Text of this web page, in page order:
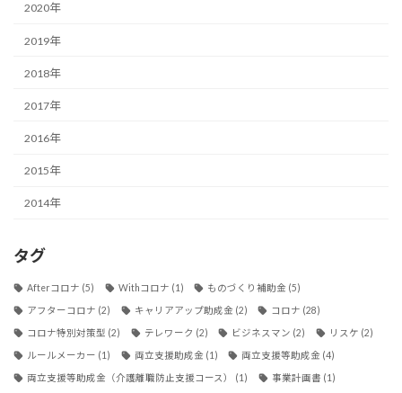
2020年
2019年
2018年
2017年
2016年
2015年
2014年
タグ
Afterコロナ (5) Withコロナ (1) ものづくり補助金 (5)
アフターコロナ (2) キャリアアップ助成金 (2) コロナ (28)
コロナ特別対策型 (2) テレワーク (2) ビジネスマン (2) リスケ (2)
ルールメーカー (1) 両立支援助成金 (1) 両立支援等助成金 (4)
両立支援等助成金（介護離職防止支援コース） (1) 事業計画書 (1)